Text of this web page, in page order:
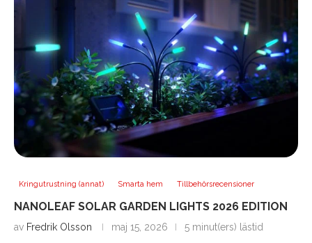
Kringutrustning (annat) Smarta hem Tillbehörsrecensioner
NANOLEAF SOLAR GARDEN LIGHTS 2026 EDITION
av Fredrik Olsson maj 15, 2026 5 minut(ers) lästid